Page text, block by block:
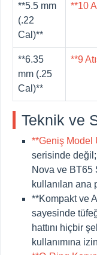
**5.5 mm
(.22
Cal)**
**10
**6.35
mm (.25
Cal)**
**9
Teknik ve
**Geniş Model
serisinde
Nova ve BT65
kullanılan ana
**Kompakt ve
sayesinde
hattını hiçbir
kullanımına